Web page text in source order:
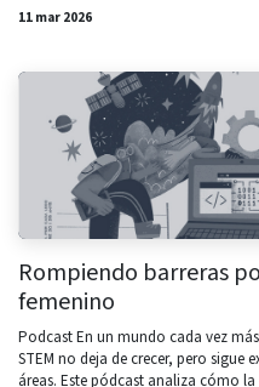
11 mar 2026
Rompiendo barreras
femenino
Podcast En un mundo cada vez
STEM no deja de crecer, pero sigue
áreas. Este pódcast analiza cómo